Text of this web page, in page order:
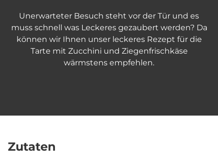
Unerwarteter Besuch steht vor der Tür und es
muss schnell was Leckeres gezaubert werden? Da
können wir Ihnen unser leckeres Rezept für die
Tarte mit Zucchini und Ziegenfrischkäse
wärmstens empfehlen.
Zutaten